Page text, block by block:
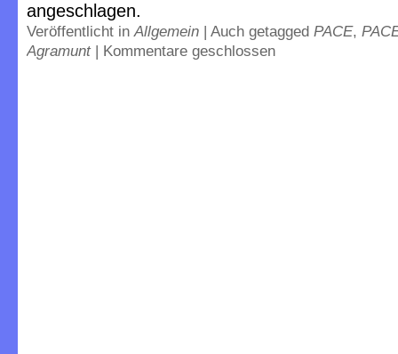
angeschlagen.
Veröffentlicht inAllgemein | Auch getagged PACE,
Agramunt | Kommentare geschlossen